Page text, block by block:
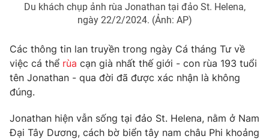
Khán giả
Du lịch
Chất lượng cuộc sống
Tuyển sinh
Học trực tuyến
Công nghệ
Hitech Công nghệ tương lai
Thị trường
Giao lưu trực tuyến
Lịch phát sóng
Du khách chụp ảnh rùa Jonathan tại đảo St. Helena,
ngày 22/2/2024. (Ảnh: AP)
Các thông tin lan truyền trong ngày Cá tháng Tư về
việc cá thể rùa cạn già nhất thế giới - con rùa 193 tuổi
tên Jonathan - qua đời đã được xác nhận là không
đúng.
Jonathan hiện vẫn sống tại đảo St. Helena, nằm ở Nam
Đại Tây Dương, cách bờ biển tây nam châu Phi khoảng